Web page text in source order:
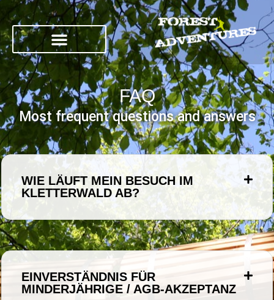
FAQ
Most frequent questions and answers
WIE LÄUFT MEIN BESUCH IM
KLETTERWALD AB?
EINVERSTÄNDNIS FÜR
MINDERJÄHRIGE / AGB-AKZEPTANZ